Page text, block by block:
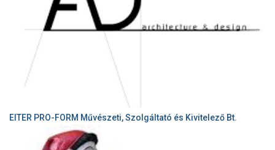
EITER PRO-FORM Művészeti, Szolgáltató és Kivitelező Bt.